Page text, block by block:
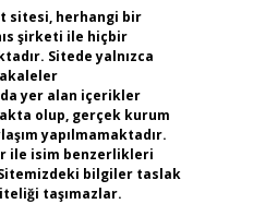
sitesi, herhangi bir
şirketi ile hiçbir
Sitede yalnızca
yer alan içerikler
olup, gerçek kurum
yapılmamaktadır.
ile isim benzerlikleri
bilgiler taslak
taşımazlar.